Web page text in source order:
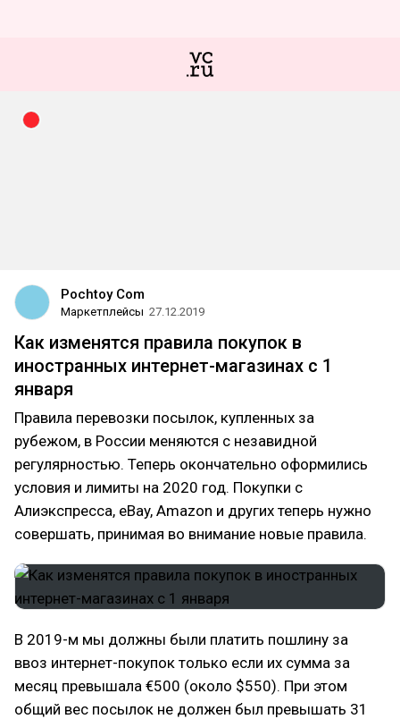
Pochtoy Com
Маркетплейсы 27.12.2019
Как изменятся правила покупок в
иностранных интернет-магазинах с 1
января
Правила перевозки посылок, купленных за
рубежом, в России меняются с незавидной
регулярностью. Теперь окончательно оформились
условия и лимиты на 2020 год. Покупки с
Алиэкспресса, eBay, Amazon и других теперь нужно
совершать, принимая во внимание новые правила.
В 2019-м мы должны были платить пошлину за
ввоз интернет-покупок только если их сумма за
месяц превышала €500 (около $550). При этом
общий вес посылок не должен был превышать 31